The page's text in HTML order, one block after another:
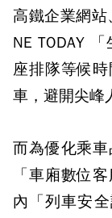
高鐵企業網站
NE TODAY
座排隊等候
車，避開尖峰
而為優化乘
「車廂數位
內「列車安